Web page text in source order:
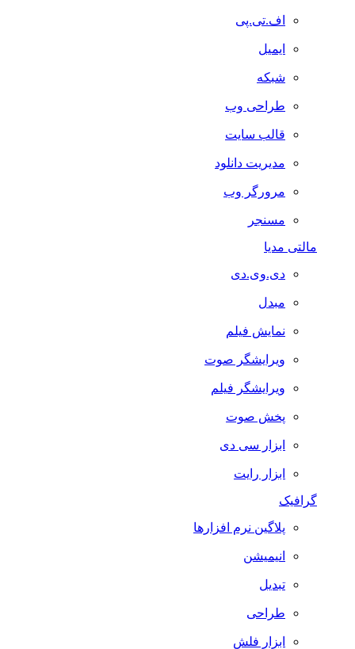
اف.تی.پی
ایمیل
شبکه
طراحی وب
قالب سایت
مدیریت دانلود
مرورگر وب
مسنجر
مالتی مدیا
دی.وی.دی
مبدل
نمایش فیلم
ویرایشگر صوت
ویرایشگر فیلم
پخش صوت
ابزار سی دی
ابزار رایت
گرافیک
پلاگین نرم افزارها
انیمیشن
تبدیل
طراحی
ابزار فلش